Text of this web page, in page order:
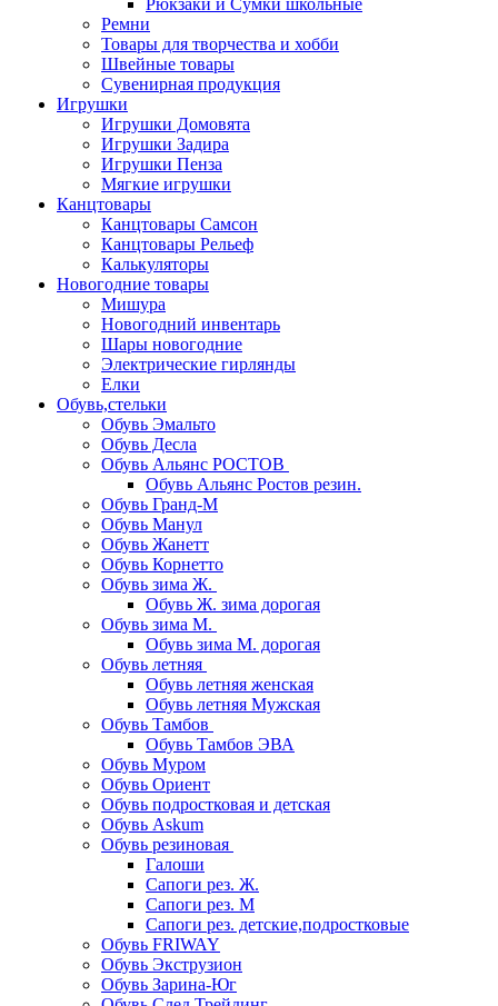
Рюкзаки и Сумки школьные
Ремни
Товары для творчества и хобби
Швейные товары
Сувенирная продукция
Игрушки
Игрушки Домовята
Игрушки Задира
Игрушки Пенза
Мягкие игрушки
Канцтовары
Канцтовары Самсон
Канцтовары Рельеф
Калькуляторы
Новогодние товары
Мишура
Новогодний инвентарь
Шары новогодние
Электрические гирлянды
Елки
Обувь,стельки
Обувь Эмальто
Обувь Десла
Обувь Альянс РОСТОВ
Обувь Альянс Ростов резин.
Обувь Гранд-М
Обувь Манул
Обувь Жанетт
Обувь Корнетто
Обувь зима Ж.
Обувь Ж. зима дорогая
Обувь зима М.
Обувь зима М. дорогая
Обувь летняя
Обувь летняя женская
Обувь летняя Мужская
Обувь Тамбов
Обувь Тамбов ЭВА
Обувь Муром
Обувь Ориент
Обувь подростковая и детская
Обувь Askum
Обувь резиновая
Галоши
Сапоги рез. Ж.
Сапоги рез. М
Сапоги рез. детские,подростковые
Обувь FRIWAY
Обувь Экструзион
Обувь Зарина-Юг